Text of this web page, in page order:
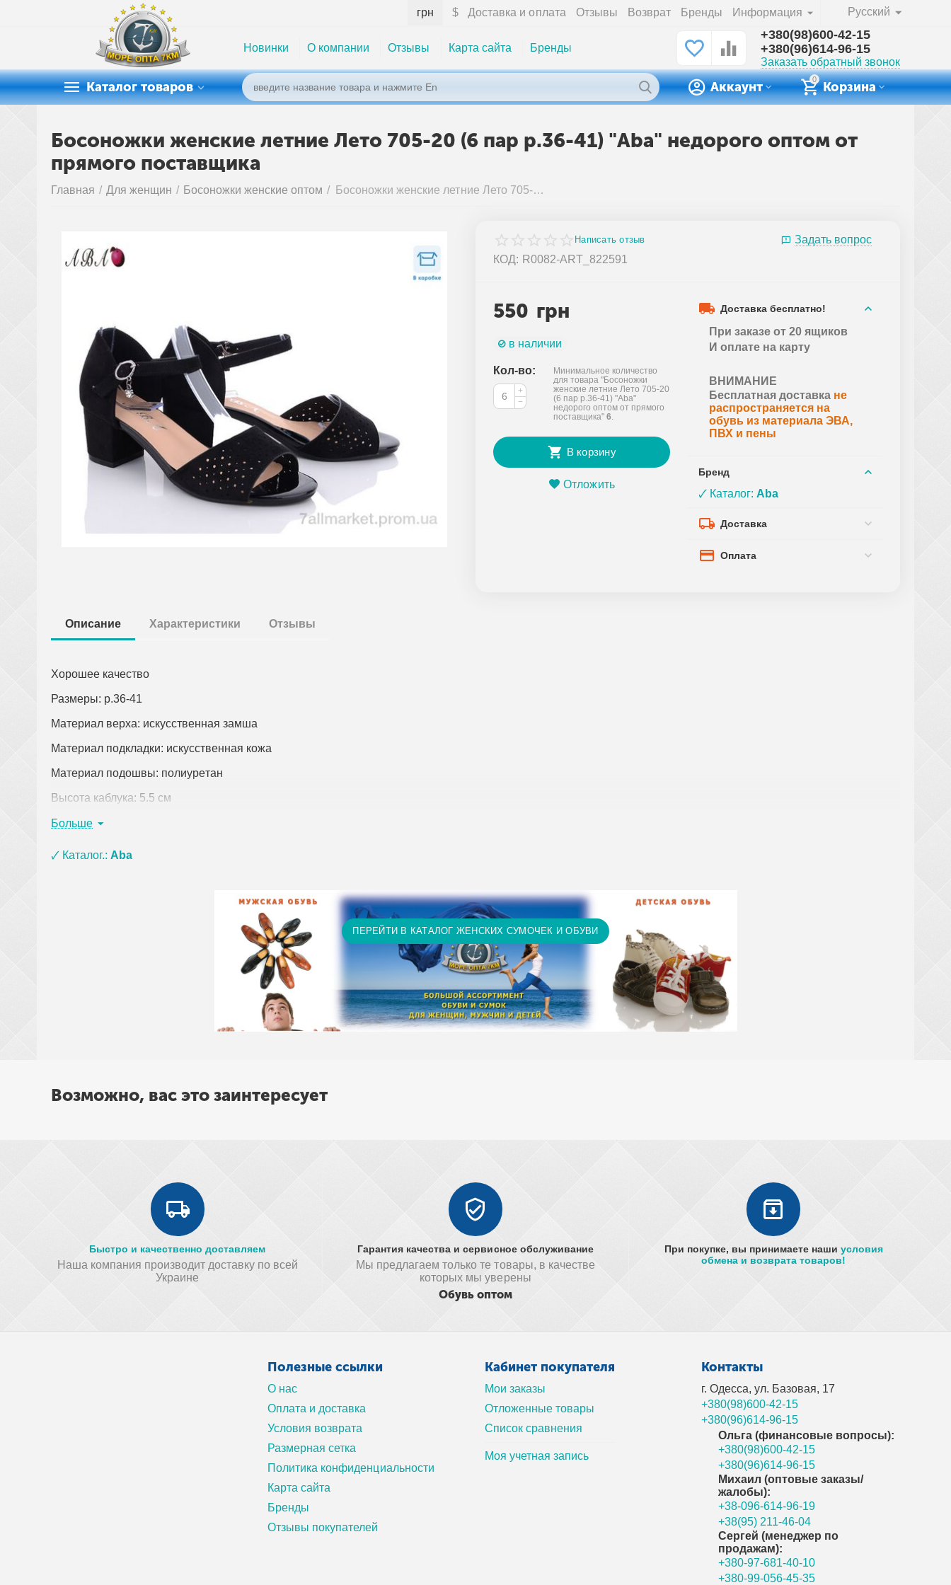
Русский
Доставка и оплата Отзывы Возврат Бренды Информация
грн $
Новинки О компании Отзывы Карта сайта Бренды
+380(98)600-42-15
+380(96)614-96-15
Заказать обратный звонок
Каталог товаров
0
Корзина
Аккаунт
Босоножки женские летние Лето 705-20 (6 пар р.36-41) "Aba" недорого оптом от
прямого поставщика
Главная / Для женщин / Босоножки женские оптом / Босоножки женские летние Лето 705-20 (6 пар р.36-41) "Aba" недорого оптом от прямого поставщика
Написать отзыв
Задать вопрос
КОД: R0082-ART_822591
550 грн
в наличии
Кол-во:
+
−
Минимальное количество
для товара "Босоножки
женские летние Лето 705-20
(6 пар р.36-41) "Aba"
недорого оптом от прямого
поставщика"6.
В корзину
Отложить
Доставка бесплатно!
При заказе от 20 ящиков
И оплате на карту
ВНИМАНИЕ
Бесплатная доставка не
распространяется на
обувь из материала ЭВА,
ПВХ и пены
Бренд
🗸 Каталог:Aba
Доставка
Оплата
Описание Характеристики Отзывы
Хорошее качество
Размеры: р.36-41
Материал верха: искусственная замша
Материал подкладки: искусственная кожа
Материал подошвы: полиурeтан
Высота каблука: 5.5 см
Цвет: черный
При заказе одежды (кроме верхней) на сумму от 15 тыс. грн. и оплате на карту доставка бесплатно! При заказе обуви от 20 ящиков (кроме обуви из
материала ЭВА, ПВХ и пены) и оплате на карту доставка бесплатно! Доставка НЕ ОПЛАЧИВАЕТСЯ за крупногабаритный товар (чемоданы, рюкзаки,
сумки, покрывала, постельное белье, полотенца и т.д.)
Больше
🗸 Каталог.:Aba
ПЕРЕЙТИ В КАТАЛОГ ЖЕНСКИХ СУМОЧЕК И ОБУВИ
Возможно, вас это заинтересует
Быстро и качественно доставляем
Наша компания производит доставку по всей
Украине
Гарантия качества и сервисное обслуживание
Мы предлагаем только те товары, в качестве
которых мы уверены
Обувь оптом
При покупке, вы принимаете наши условия
обмена и возврата товаров!
Полезные ссылки
О нас
Оплата и доставка
Условия возврата
Размерная сетка
Политика конфиденциальности
Карта сайта
Бренды
Отзывы покупателей
Кабинет покупателя
Мои заказы
Отложенные товары
Список сравнения
Моя учетная запись
Контакты
г. Одесса, ул. Базовая, 17
+380(98)600-42-15
+380(96)614-96-15
Ольга (финансовые вопросы):
+380(98)600-42-15
+380(96)614-96-15
Михаил (оптовые заказы/
жалобы):
+38-096-614-96-19
+38(95) 211-46-04
Сергей (менеджер по
продажам):
+380-97-681-40-10
+380-99-056-45-35